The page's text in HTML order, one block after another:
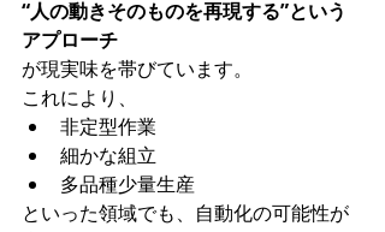
“人の動きそのものを再現する”という
アプローチ
が現実味を帯びています。
これにより、
非定型作業
細かな組立
多品種少量生産
といった領域でも、自動化の可能性が